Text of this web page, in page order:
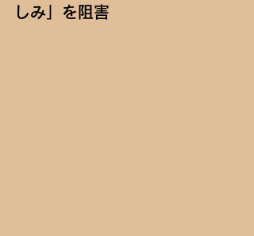
しみ」を阻害